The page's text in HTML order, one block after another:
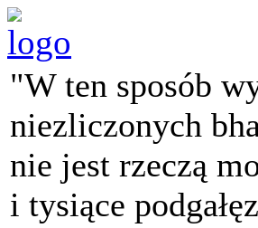
"W ten sposób
niezliczonych
nie jest rzeczą
i tysiące